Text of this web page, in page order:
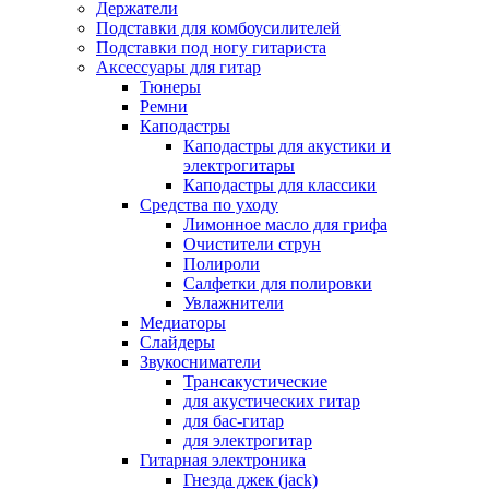
Держатели
Подставки для комбоусилителей
Подставки под ногу гитариста
Аксессуары для гитар
Тюнеры
Ремни
Каподастры
Каподастры для акустики и
электрогитары
Каподастры для классики
Средства по уходу
Лимонное масло для грифа
Очистители струн
Полироли
Салфетки для полировки
Увлажнители
Медиаторы
Слайдеры
Звукосниматели
Трансакустические
для акустических гитар
для бас-гитар
для электрогитар
Гитарная электроника
Гнезда джек (jack)